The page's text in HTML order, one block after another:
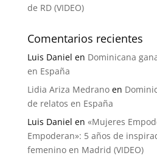
de RD (VIDEO)
Comentarios recientes
Luis Daniel en Dominicana
en España
Lidia Ariza Medranoen
de relatos en España
Luis Daniel en «Mujeres
Empoderan»: 5 años de
femenino en Madrid (VIDEO)